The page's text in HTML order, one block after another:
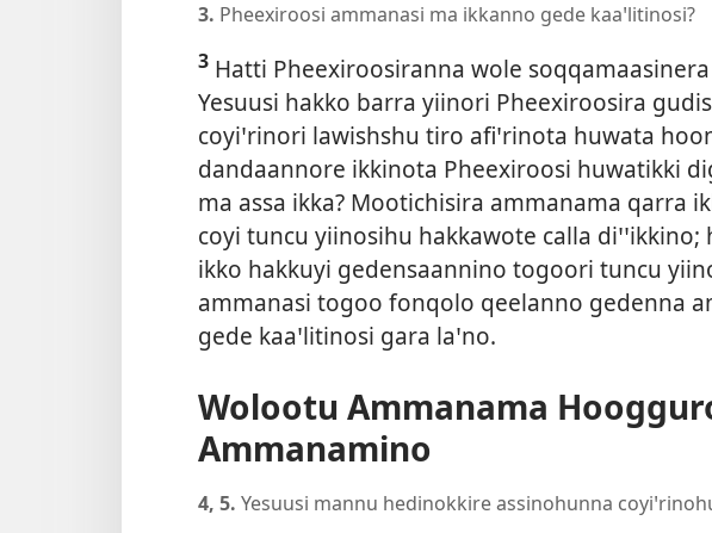
3. Pheexiroosi ammanasi ma ikkanno gede kaaꞌlitinosi?
3 Hatti Pheexiroosiranna wole
Yesuusi hakko barra yiinori Pheexiroosira
coyiꞌrinori lawishshu tiro afiꞌrinota huwata
dandaannore ikkinota Pheexiroosi huwatikki
ma assa ikka? Mootichisira ammanama qarra
coyi tuncu yiinosihu hakkawote calla
ikko hakkuyi gedensaannino togoori tuncu
ammanasi togoo fonqolo qeelanno gedenna
gede kaaꞌlitinosi gara laꞌno.
Wolootu Ammanama
Ammanamino
4, 5. Yesuusi mannu hedinokkire assinohunna